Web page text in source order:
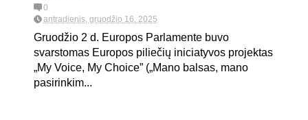
0
antradienis, gruodžio 16, 2025
Gruodžio 2 d. Europos Parlamente buvo
svarstomas Europos piliečių iniciatyvos projektas
„My Voice, My Choice” („Mano balsas, mano
pasirinkim...